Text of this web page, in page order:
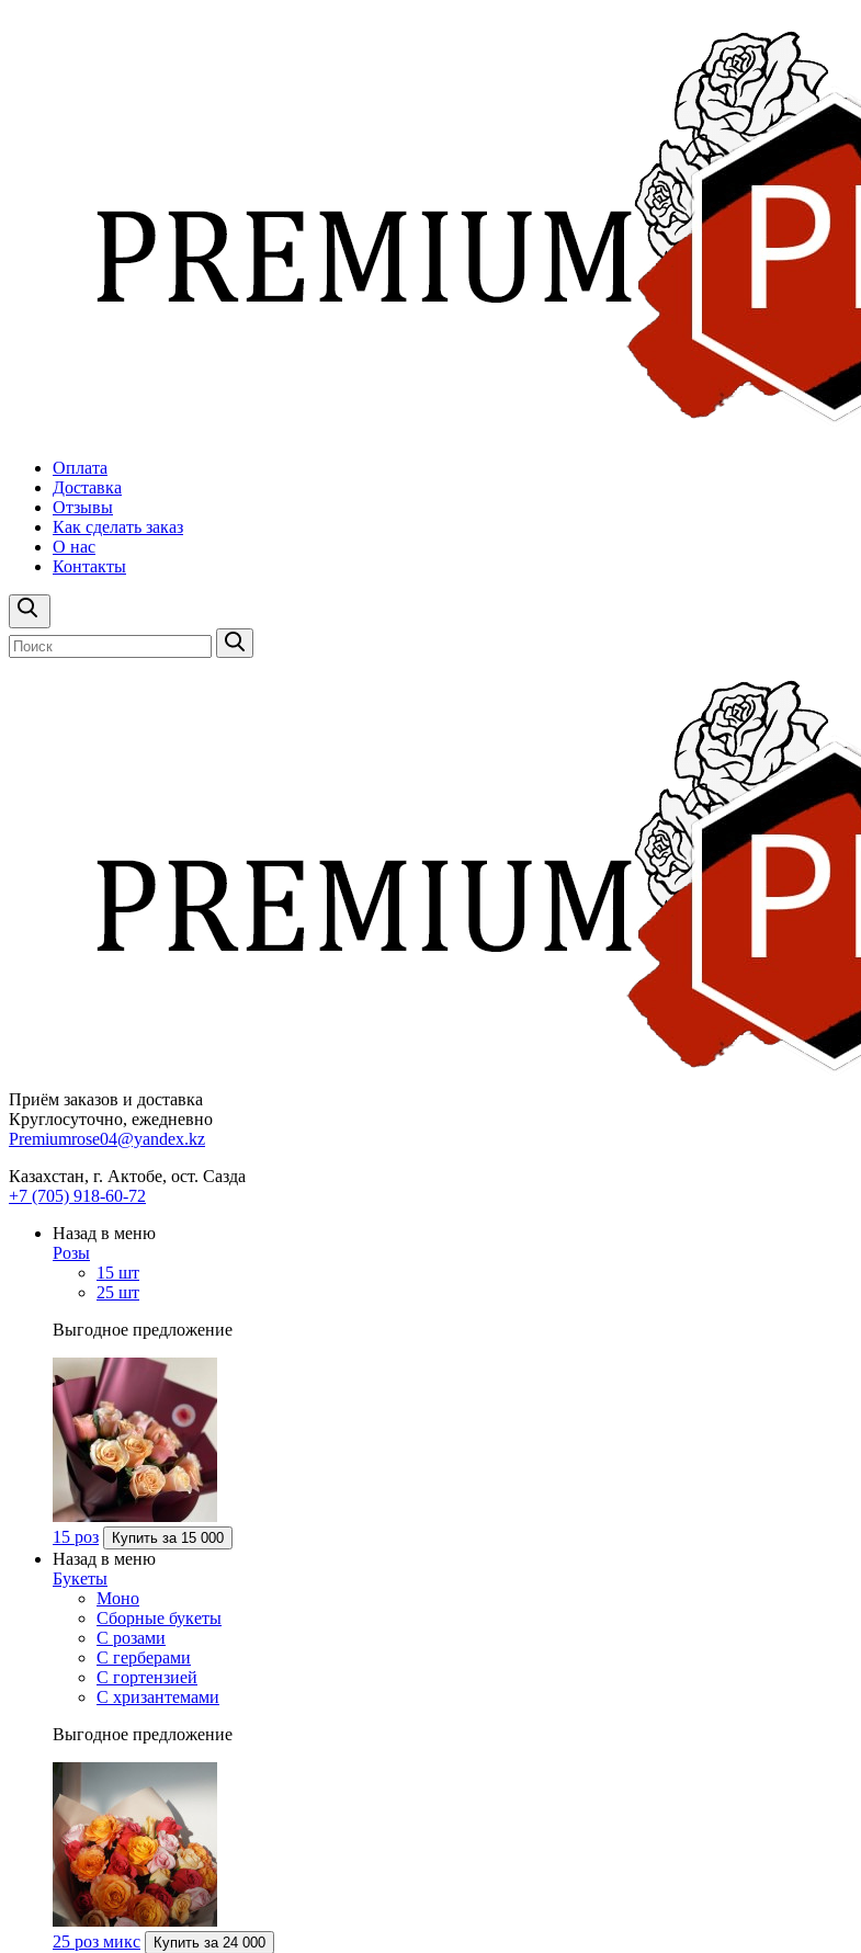
Оплата
Доставка
Отзывы
Как сделать заказ
О нас
Контакты
Приём заказов и доставка
Круглосуточно, ежедневно
Premiumrose04@yandex.kz
Казахстан, г. Актобе, ост. Сазда
+7 (705) 918-60-72
Назад в меню
Розы
15 шт
25 шт
Выгодное предложение
15 роз Купить за 15 000
Назад в меню
Букеты
Моно
Сборные букеты
С розами
С герберами
С гортензией
С хризантемами
Выгодное предложение
25 роз микс Купить за 24 000